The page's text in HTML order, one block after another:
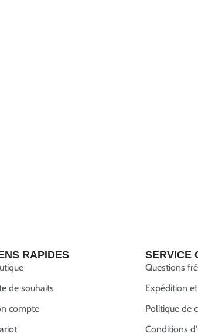
RAPIDES
de souhaits
compte
SERVICE
Questions
Expédition
Politique de
Conditions